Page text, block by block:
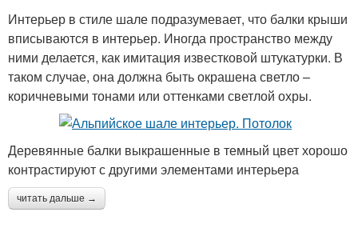
Интерьер в стиле шале подразумевает, что балки крыши
вписываются в интерьер. Иногда пространство между
ними делается, как имитация известковой штукатурки. В
таком случае, она должна быть окрашена светло –
коричневыми тонами или оттенками светлой охры.
Деревянные балки выкрашенные в темный цвет хорошо
контрастируют с другими элементами интерьера
читать дальше →